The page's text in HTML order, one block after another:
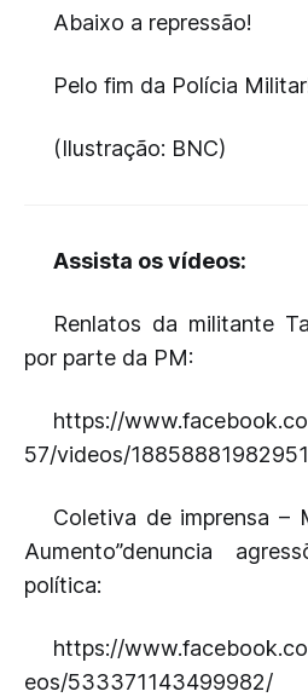
Abaixo a repressão!
Pelo fim da Polícia
(Ilustração: BNC)
Assista os vídeos:
Renlatos da militante
por parte da PM:
https://
57/videos/
Coletiva de imprensa –
Aumento”denuncia
política:
https://
eos/533371143499982/